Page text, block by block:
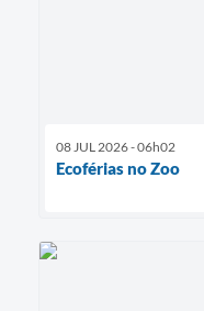
08 JUL 2026 - 06h02
Ecoférias no Zoo